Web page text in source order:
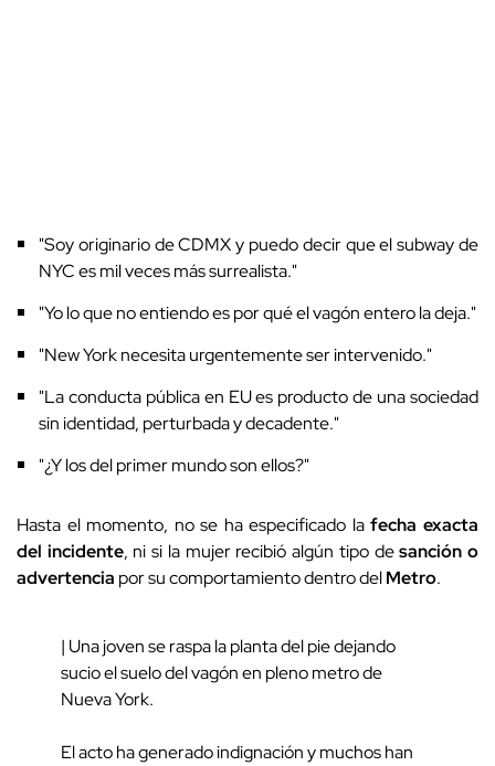
"Soy originario de CDMX y puedo decir que el subway de
NYC es mil veces más surrealista."
"Yo lo que no entiendo es por qué el vagón entero la deja."
"New York necesita urgentemente ser intervenido."
"La conducta pública en EU es producto de una sociedad
sin identidad, perturbada y decadente."
"¿Y los del primer mundo son ellos?"
Hasta el momento, no se ha especificado lafecha exacta
del incidente, ni si la mujer recibió algún tipo desanción o
advertencia por su comportamiento dentro delMetro.
| Una joven se raspa la planta del pie dejando
sucio el suelo del vagón en pleno metro de
Nueva York.
El acto ha generado indignación y muchos han